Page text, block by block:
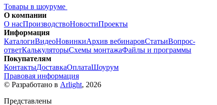
Товары в шоуруме
О компании
О насПроизводствоНовостиПроекты
Информация
КаталогиВидеоНовинкиАрхив вебинаровСтатьиВопрос-
ответКалькуляторыСхемы монтажаФайлы и программы
Покупателям
КонтактыДоставкаОплатаШоурум
Правовая информация
© Разработано в Arlight, 2026
Представлены